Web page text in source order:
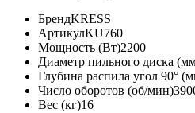
БрендKRESS
АртикулKU760
Мощность (Вт)2200
Диаметр пильного диска
Глубина распила угол 90°
Число оборотов (об/мин)
Вес (кг)16